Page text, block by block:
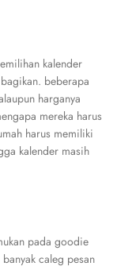
kalender
beberapa
harganya
mereka harus
harus memiliki
kalender masih
pada goodie
caleg pesan